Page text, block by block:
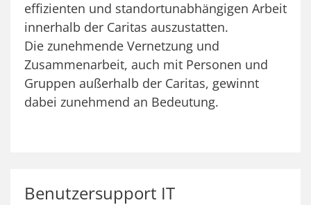
effizienten und standortunabhängigen Arbeit
innerhalb der Caritas auszustatten.
Die zunehmende Vernetzung und
Zusammenarbeit, auch mit Personen und
Gruppen außerhalb der Caritas, gewinnt
dabei zunehmend an Bedeutung.
Benutzersupport IT